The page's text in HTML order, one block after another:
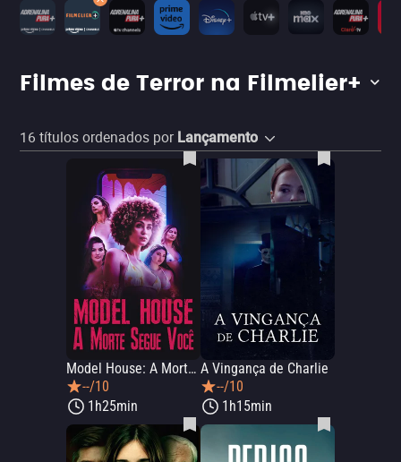
Filmes de Terror na Filmelier+
16 títulos ordenados por Lançamento
Model House: A Morte Segue Você
--/10
1h25min
A Vingança de Charlie
--/10
1h15min